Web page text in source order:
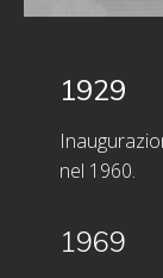
1929
nel 1960.
1969